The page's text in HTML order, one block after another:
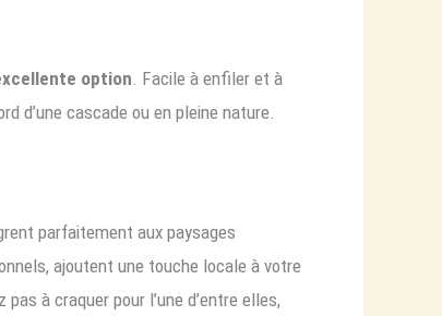
option. Facile à enfiler et à
d’une cascade ou en pleine nature.
parfaitement aux paysages
ajoutent une touche locale à votre
à craquer pour l’une d’entre elles,